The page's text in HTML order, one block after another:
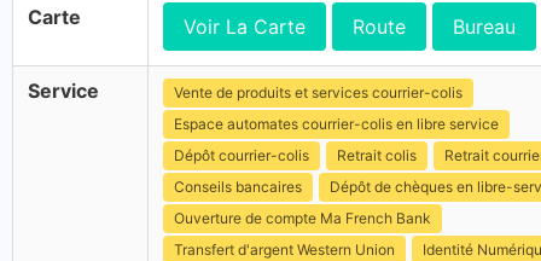
Carte Voir La Carte Route Bureau
Service
Vente de produits et services courrier-colis
Espace automates courrier-colis en libre service
Dépôt courrier-colis
Retrait colis
Retrait
Conseils bancaires
Dépôt de chèques en libre-
Ouverture de compte Ma French Bank
Transfert d'argent Western Union
Identité